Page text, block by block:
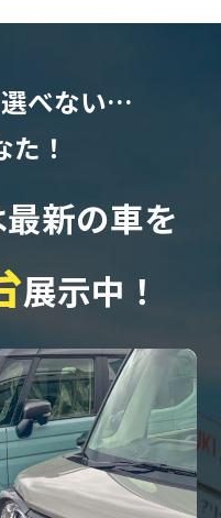
べない…
た！
新の車を
展示中！